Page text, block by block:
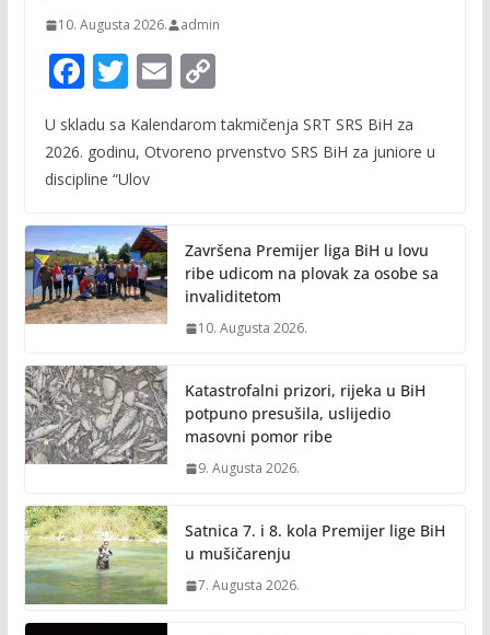
10. Augusta 2026. admin
F
ac
e
b
o
k
T
w
itt
er
E
m
ai
C
o
p
y
n
k
U skladu sa Kalendarom takmičenja SRT SRS BiH za
2026. godinu, Otvoreno prvenstvo SRS BiH za juniore u
discipline “Ulov
Završena Premijer liga BiH u lovu
ribe udicom na plovak za osobe sa
invaliditetom
10. Augusta 2026.
Katastrofalni prizori, rijeka u BiH
potpuno presušila, uslijedio
masovni pomor ribe
9. Augusta 2026.
Satnica 7. i 8. kola Premijer lige BiH
u mušičarenju
7. Augusta 2026.